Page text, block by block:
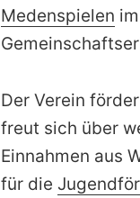
Medenspielen
Der Verein
freut sich über
Einnahmen aus
für die